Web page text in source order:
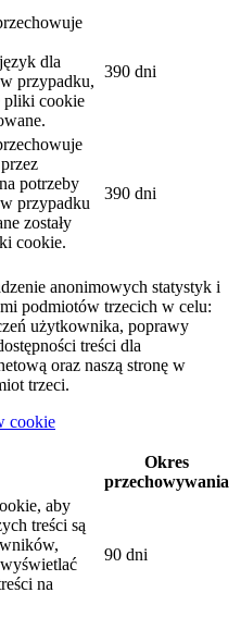
dla
przypadku,
pliki cookie
390 dni
potrzeby
przypadku
zostały
cookie.
390 dni
anonimowych statystyk i
podmiotów trzecich w celu:
użytkownika, poprawy
treści dla
oraz naszą stronę w
trzeci.
cookie
Okres
przechowywania
aby
treści są
na
90 dni